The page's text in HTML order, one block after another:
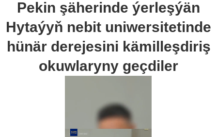
Pekin şäherinde ýerleşýän
Hytaýyň nebit uniwersitetinde
hünär derejesini kämilleşdiriş
okuwlaryny geçdiler